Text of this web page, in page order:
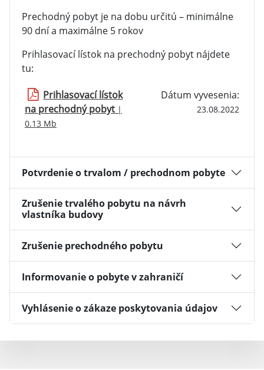
Prechodný pobyt je na dobu určitú – minimálne
90 dní a maximálne 5 rokov
Prihlasovací lístok na prechodný pobyt nájdete
tu:
Prihlasovací lístok
na prechodný pobyt |
0.13 Mb
Dátum vyvesenia:
23.08.2022
Potvrdenie o trvalom / prechodnom pobyte
Zrušenie trvalého pobytu na návrh
vlastníka budovy
Zrušenie prechodného pobytu
Informovanie o pobyte v zahraničí
Vyhlásenie o zákaze poskytovania údajov